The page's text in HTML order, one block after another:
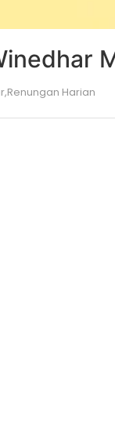
,Renungan Harian